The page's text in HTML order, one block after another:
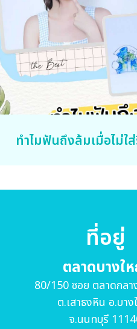
ทำไมฟันถึงล้มเมื่อไม่ใ
ที่อยู่
ตลาดบางใ
80/150 ซอย ตลาดกล
ต.เสาธงหิน อ.บา
จ.นนทบุรี